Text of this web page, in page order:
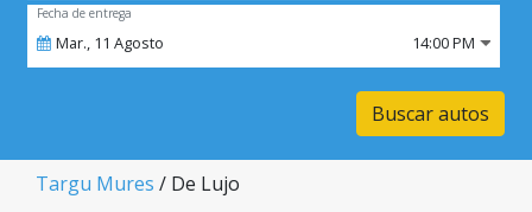
Fecha de entrega
Mar., 11 Agosto 14:00 PM
Buscar autos
Targu Mures / De Lujo